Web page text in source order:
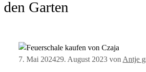
den Garten
7. Mai 202429. August 2023 von Antje